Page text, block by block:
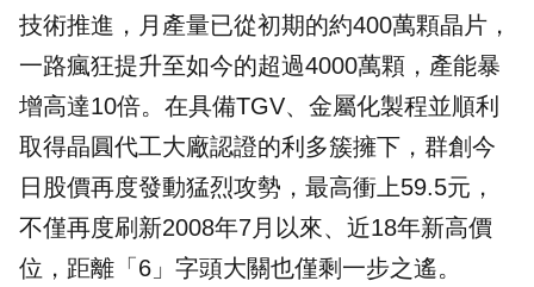
技術推進，月產量已從初期的約400萬顆晶片，
一路瘋狂提升至如今的超過4000萬顆，產能暴
增高達10倍。在具備TGV、金屬化製程並順利
取得晶圓代工大廠認證的利多簇擁下，群創今
日股價再度發動猛烈攻勢，最高衝上59.5元，
不僅再度刷新2008年7月以來、近18年新高價
位，距離「6」字頭大關也僅剩一步之遙。